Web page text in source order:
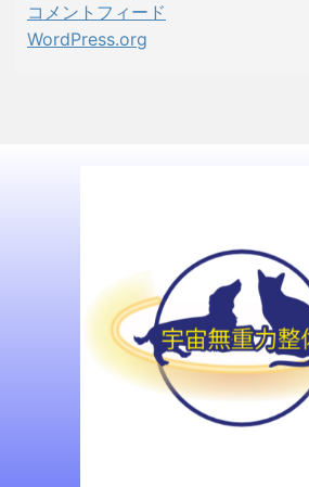
コメントフィード
WordPress.org